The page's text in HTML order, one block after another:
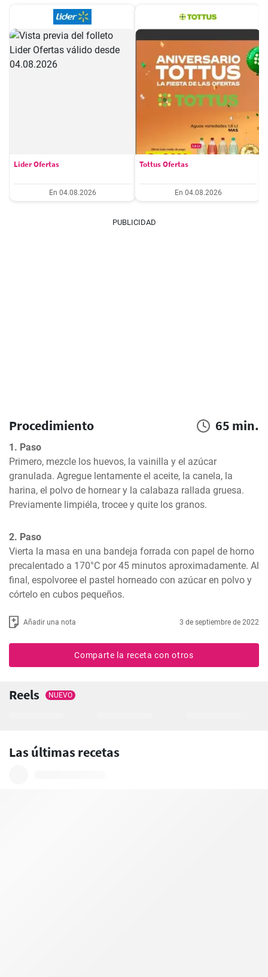
Lider Ofertas
En 04.08.2026
Tottus Ofertas
En 04.08.2026
PUBLICIDAD
Procedimiento 65 min.
1. Paso
Primero, mezcle los huevos, la vainilla y el azúcar
granulada. Agregue lentamente el aceite, la canela, la
harina, el polvo de hornear y la calabaza rallada gruesa.
Previamente limpiéla, trocee y quite los granos.
2. Paso
Vierta la masa en una bandeja forrada con papel de horno
precalentado a 170°C por 45 minutos aproximadamente. Al
final, espolvoree el pastel horneado con azúcar en polvo y
córtelo en cubos pequeños.
Añadir una nota 3 de septiembre de 2022
Comparte la receta con otros
Reels NUEVO
Las últimas recetas